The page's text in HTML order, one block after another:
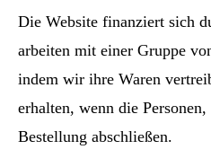
Die Website finanziert sich
arbeiten mit einer Gruppe
indem wir ihre Waren
erhalten, wenn die
Bestellung abschließen.